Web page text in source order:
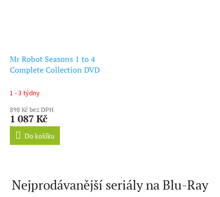
Mr Robot Seasons 1 to 4
Complete Collection DVD
1 - 3 týdny
898 Kč bez DPH
1 087 Kč
Do košíku
Nejprodávanější seriály na Blu-Ray